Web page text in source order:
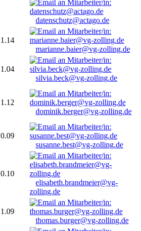
datenschutz@actago.de
1.14
marianne.baier@vg-zolling.de
1.04
silvia.beck@vg-zolling.de
1.12
dominik.berger@vg-zolling.de
0.09
susanne.best@vg-zolling.de
0.10
elisabeth.brandmeier@vg-
zolling.de
1.09
thomas.burger@vg-zolling.de